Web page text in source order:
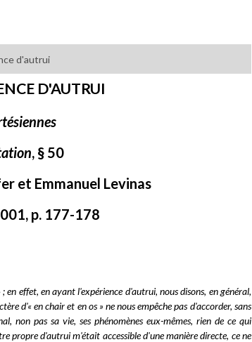
d'autrui
D'AUTRUI
, § 50
et Emmanuel Levinas
p. 177-178
en effet, en ayant l'expérience d'autrui, nous disons, en général,
d'« en chair et en os » ne nous empêche pas d'accorder, sans
non pas sa vie, ses phénomènes eux-mêmes, rien de ce qui
propre d'autrui m'était accessible d'une manière directe, ce ne